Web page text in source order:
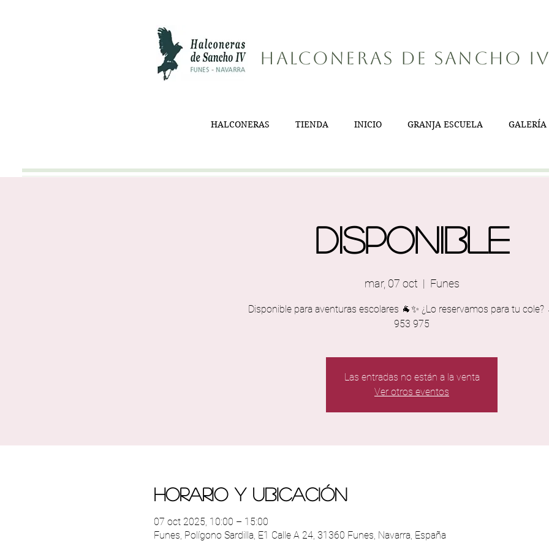
Halconeras de Sancho IV
HALCONERAS TIENDA INICIO GRANJA ESCUELA GALERÍA
Disponible
mar, 07 oct
  |
Funes
Disponible para aventuras escolares 🐐✨ ¿Lo reservamos para tu
953 975
Las entradas no están a la venta
Ver otros eventos
Horario y ubicación
07 oct 2025, 10:00 – 15:00
Funes, Polígono Sardilla, E1 Calle A 24, 31360 Funes, Navarra, España